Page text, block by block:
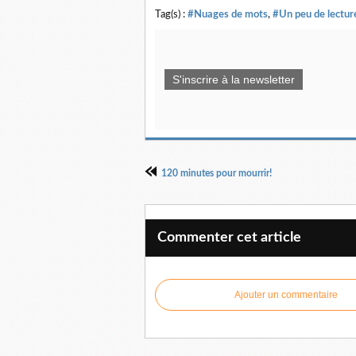
Tag(s) : #Nuages de mots, #Un peu de
S'inscrire à la newsletter
120 minutes pour mourrir!
Commenter cet article
Ajouter un commentaire